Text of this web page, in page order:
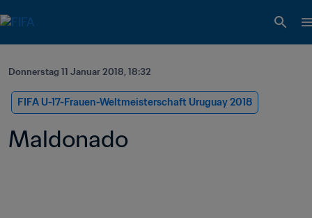
Donnerstag 11 Januar 2018, 18:32
FIFA U-17-Frauen-Weltmeisterschaft Uruguay 2018
Maldonado